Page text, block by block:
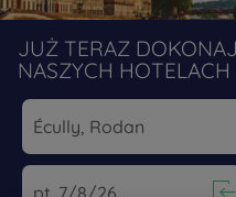
JUŻ TERAZ
NASZYCH HOTELACH